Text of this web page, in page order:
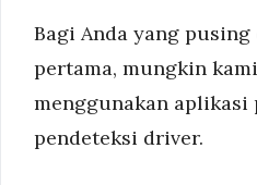
Bagi Anda yang
pertama, mungkin
menggunakan
pendeteksi driver.